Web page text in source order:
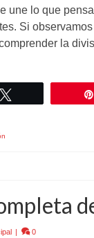
une lo que
Si
la
| 0